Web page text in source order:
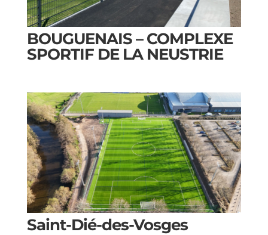
BOUGUENAIS – COMPLEXE
SPORTIF DE LA NEUSTRIE
Saint-Dié-des-Vosges